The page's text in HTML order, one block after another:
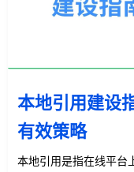
本地引用建设
有效策略
本地引用是指在线平台